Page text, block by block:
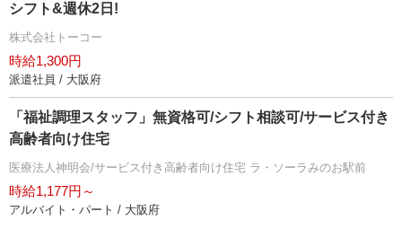
シフト&週休2日!
株式会社トーコー
時給1,300円
派遣社員 / 大阪府
「福祉調理スタッフ」無資格可/シフト相談可/サービス付き
高齢者向け住宅
医療法人神明会/サービス付き高齢者向け住宅 ラ・ソーラみのお駅前
時給1,177円～
アルバイト・パート / 大阪府